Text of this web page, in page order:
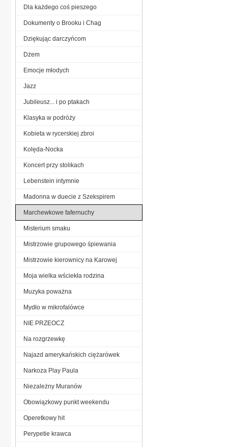
Dla każdego coś pieszego
Dokumenty o Brooku i Chag
Dziękując darczyńcom
Dżem
Emocje młodych
Jazz
Jubileusz... i po ptakach
Klasyka w podróży
Kobieta w rycerskiej zbroi
Kolęda-Nocka
Koncert przy stolikach
Lebenstein intymnie
Madonna w duecie z Szekspirem
Marchewkowe fafernuchy
Misterium smaku
Mistrzowie grupowego śpiewania
Mistrzowie kierownicy na Karowej
Moja wielka wściekła rodzina
Muzyka poważna
Mydło w mikrofalówce
NIE PRZEOCZ
Na rozgrzewkę
Najazd amerykańskich ciężarówek
Narkoza Play Paula
Niezależny Muranów
Obowiązkowy punkt weekendu
Operetkowy hit
Perypetie krawca